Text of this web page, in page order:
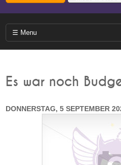
Es war noch
DONNERSTAG, 5 SEPTEMBER